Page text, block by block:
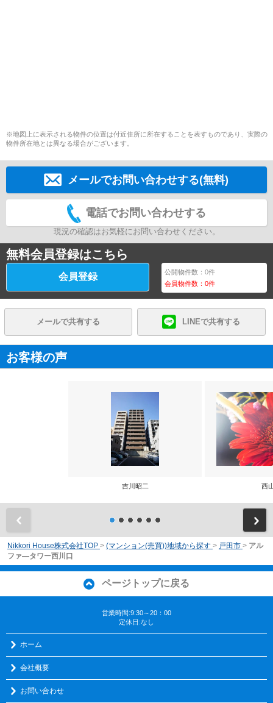
※地図上に表示される物件の位置は付近住所に所在することを表すものであり、実際の
物件所在地とは異なる場合がございます。
メールでお問い合わせする(無料)
電話でお問い合わせする
現況の確認はお気軽にお問い合わせください。
無料会員登録はこちら
会員登録 公開物件数：0件
会員物件数：0件
メールで共有する LINEで共有する
お客様の声
吉川昭二 西
Nikkori House株式会社TOP > (マンション(売買))地域から探す > 戸田市 > アル
ファ―タワー西川口
ページトップに戻る
営業時間:9:30～20：00
定休日:なし
ホーム
会社概要
お問い合わせ